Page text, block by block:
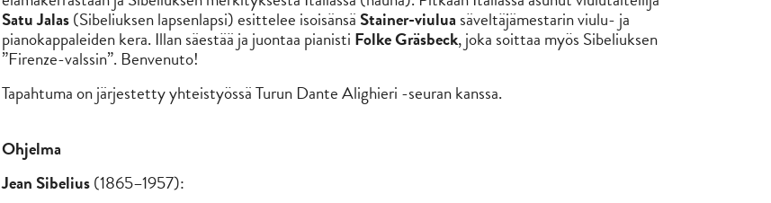
Satu Jalas(Sibeliuksen lapsenlapsi) esittelee isoisänsä Stainer-viulua säveltäjämestarin viulu- ja
pianokappaleiden kera. Illan säestää ja juontaa pianisti Folke Gräsbeck, joka soittaa myös Sibeliuksen
”Firenze-valssin”. Benvenuto!
Tapahtuma on järjestetty yhteistyössä Turun Dante Alighieri -seuran kanssa.
Ohjelma
Jean Sibelius(1865–1957):